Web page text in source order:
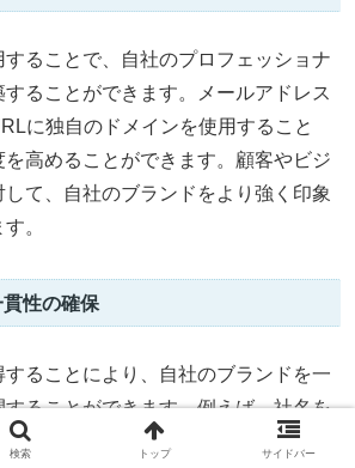
ることで、自社のプロフェッショナ
ることができます。メールアドレス
に独自のドメインを使用すること
高めることができます。顧客やビジ
て、自社のブランドをより強く印象
。
性の確保
ることにより、自社のブランドを一
ることができます。例えば、社名を
用することで、他の類似したドメイン
検索 トップ サイドバー